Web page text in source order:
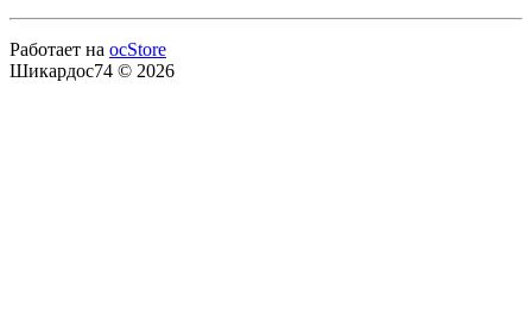
Работает на ocStore
Шикардос74 © 2026